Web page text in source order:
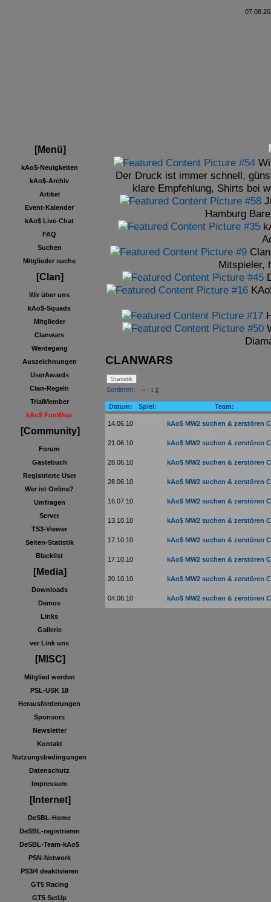
[Menü]
kAo$-Neuigkeiten
kAo$-Archiv
Artikel
Event-Kalender
kAo$ Live-Chat
FAQ
Suchen
Mitglieder suche
[Clan]
Wir über uns
kAo$-Squads
Mitglieder
Clanwars
Werdegang
Auszeichnungen
UserAwards
Clan-Regeln
TrialMember
kAo$ FunWear
[Community]
Forum
Gästebuch
Registrierte User
Wer ist Online?
Umfragen
Server
TS3-Viewer
Seiten-Statistik
Blacklist
[Media]
Downloads
Demos
Links
Gallerie
ver Link uns
[MISC]
Mitglied werden
PSL-USK 18
Herausforderungen
Sponsors
Newsletter
Kontakt
Nutzungsbedingungen
Datenschutz
Impressum
[Internet]
DeSBL-Home
DeSBL-registrieren
DeSBL-Team-kAo$
PSN-Network
PS3/4 deaktivieren
GT5 Racing
GT5 SetUp
Der Druck ist immer schnell,
klare Empfehlung, Shirts bei
Hamburg
Mitspieler,
CLANWARS
Sortieren: « ‹ 1 2
Datum: Spiel: Team:
14.06.10 kAo$ MW2 suchen & zerstören
21.06.10 kAo$ MW2 suchen & zerstören
28.06.10 kAo$ MW2 suchen & zerstören
28.06.10 kAo$ MW2 suchen & zerstören
16.07.10 kAo$ MW2 suchen & zerstören
13.10.10 kAo$ MW2 suchen & zerstören
17.10.10 kAo$ MW2 suchen & zerstören
17.10.10 kAo$ MW2 suchen & zerstören
20.10.10 kAo$ MW2 suchen & zerstören
04.06.10 kAo$ MW2 suchen & zerstören